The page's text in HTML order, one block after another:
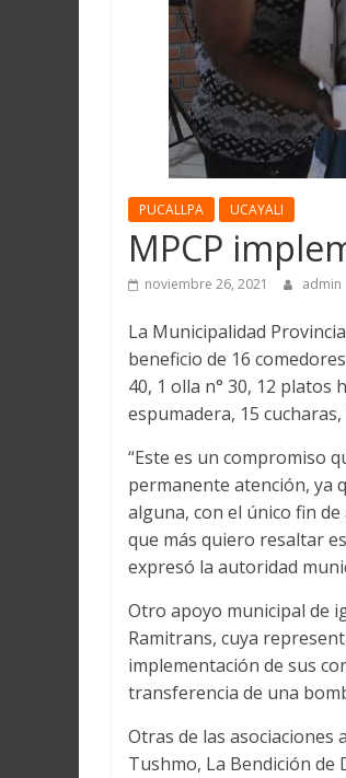
PUCALLPA UCAYALI
MPCP
noviembre 26, 2021 admin
La Municipalidad
beneficio de 16
40, 1 olla n° 30, 12 platos
espumadera, 15
“Este es un compromiso
permanente atención, ya
alguna, con el único fin
que más quiero resaltar
expresó la autoridad
Otro apoyo municipal de
Ramitrans, cuya
implementación de sus
transferencia de una
Otras de las asociaciones
Tushmo, La Bendición de